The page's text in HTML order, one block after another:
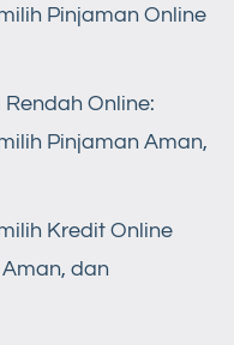
Pinjaman Online
Online:
Pinjaman Aman,
Kredit Online
dan